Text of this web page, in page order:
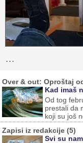
…
Over & out: Oproštaj
Kad imaš
Od tog
prestali da
koji su još
Zapisi iz redakcije (5)
Svi su